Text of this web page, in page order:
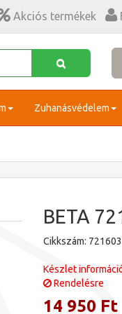
Akciós termékek
Zuhanásvédelem
BETA
Cikkszám:
Készlet
Rendelésre
14 950 Ft